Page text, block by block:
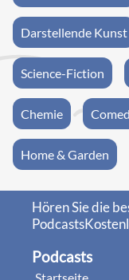
Darstellende Kunst
Science-Fiction
Chemie
Home & Garden
Hören Sie die
Podcasts